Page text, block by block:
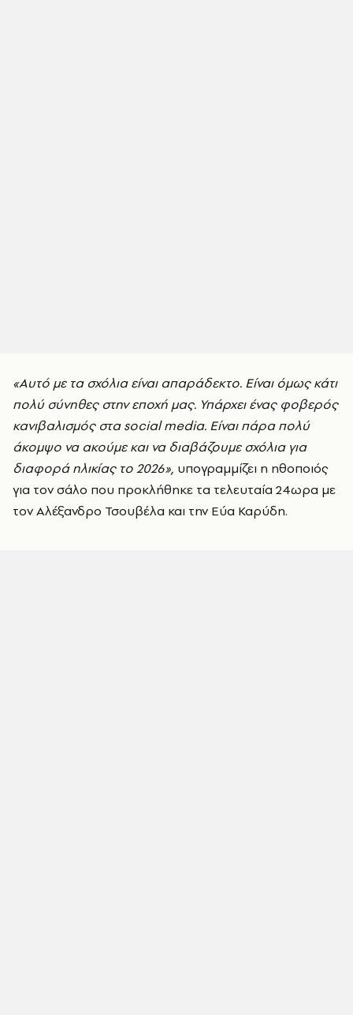
«Αυτό με τα σχόλια είναι απαράδεκτο. Είναι όμως κάτι
πολύ σύνηθες στην εποχή μας. Υπάρχει ένας φοβερός
κανιβαλισμός στα social media. Είναι πάρα πολύ
άκομψο να ακούμε και να διαβάζουμε σχόλια για
διαφορά ηλικίας το 2026», υπογραμμίζει η ηθοποιός
για τον σάλο που προκλήθηκε τα τελευταία 24ωρα με
τον Αλέξανδρο Τσουβέλα και την Εύα Καρύδη.